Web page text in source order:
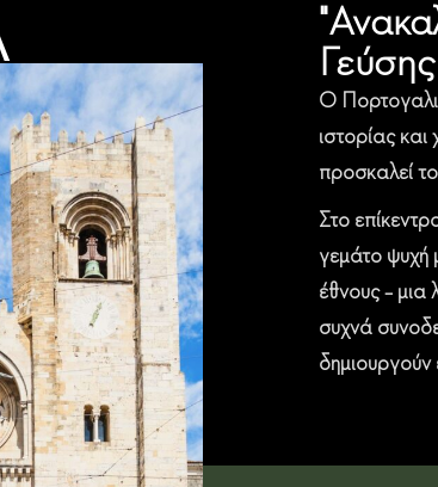
Ο
ιστορίας
προσκαλεί
Στο
γεμάτο ψυχή
έθνους –
συχνά
δημιουργούν